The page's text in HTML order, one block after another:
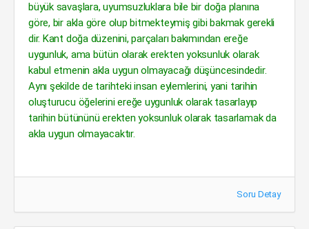
büyük savaşlara, uyumsuzluklara bile bir doğa planına
göre, bir akla göre olup bitmekteymiş gibi bakmak gerekli
dir. Kant doğa düzenini, parçaları bakımından ereğe
uygunluk, ama bütün olarak erekten yoksunluk olarak
kabul etmenin akla uygun olmayacağı düşüncesindedir.
Aynı şekilde de tarihteki insan eylemlerini, yani tarihin
oluşturucu öğelerini ereğe uygunluk olarak tasarlayıp
tarihin bütününü erekten yoksunluk olarak tasarlamak da
akla uygun olmayacaktır.
Soru Detay